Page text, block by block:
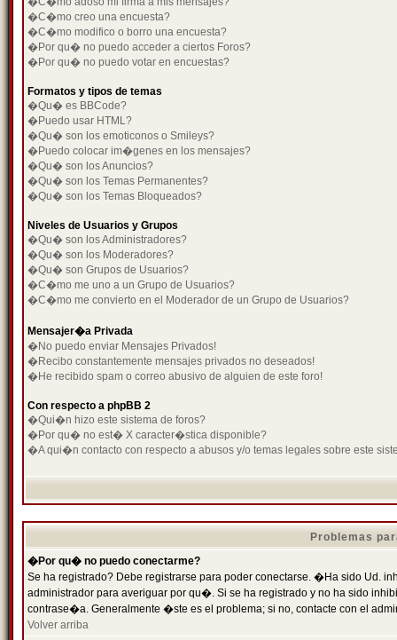
�C�mo creo una encuesta?
�C�mo modifico o borro una encuesta?
�Por qu� no puedo acceder a ciertos Foros?
�Por qu� no puedo votar en encuestas?
Formatos y tipos de temas
�Qu� es BBCode?
�Puedo usar HTML?
�Qu� son los emoticonos o Smileys?
�Puedo colocar im�genes en los mensajes?
�Qu� son los Anuncios?
�Qu� son los Temas Permanentes?
�Qu� son los Temas Bloqueados?
Niveles de Usuarios y Grupos
�Qu� son los Administradores?
�Qu� son los Moderadores?
�Qu� son Grupos de Usuarios?
�C�mo me uno a un Grupo de Usuarios?
�C�mo me convierto en el Moderador de un Grupo de Usuarios?
Mensajer�a Privada
�No puedo enviar Mensajes Privados!
�Recibo constantemente mensajes privados no deseados!
�He recibido spam o correo abusivo de alguien de este foro!
Con respecto a phpBB 2
�Qui�n hizo este sistema de foros?
�Por qu� no est� X caracter�stica disponible?
�A qui�n contacto con respecto a abusos y/o temas legales sobre este
Problemas
�Por qu� no puedo conectarme?
Se ha registrado? Debe registrarse para poder conectarse. �Ha sido Ud.
administrador para averiguar por qu�. Si se ha registrado y no ha sido
contrase�a. Generalmente �ste es el problema; si no, contacte con el
Volver arriba